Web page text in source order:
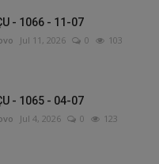
- 1066 - 11-07
Jul 11, 2026 0 103
- 1065 - 04-07
Jul 4, 2026 0 123